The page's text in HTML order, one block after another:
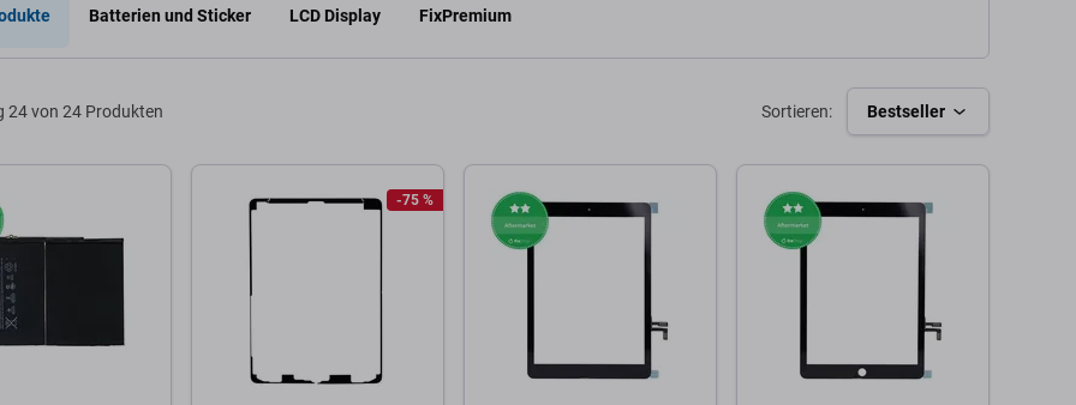
Batterien und Sticker LCD Display FixPremium
24 von 24 Produkten Sortieren: Bestseller
-75 %